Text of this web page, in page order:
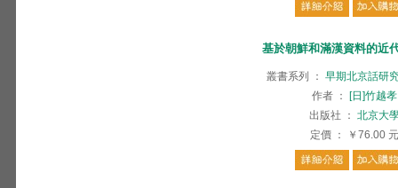
基於朝鮮和滿漢資料的近
叢書系列 ： 早期北京話研
作者 ：
[日]竹越孝
出版社
： 北京大
定價 ： ￥76.00 元